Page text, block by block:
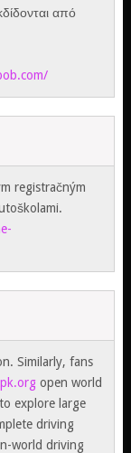
από
registračným
Similarly, fans
open world
explore large
driving
world driving